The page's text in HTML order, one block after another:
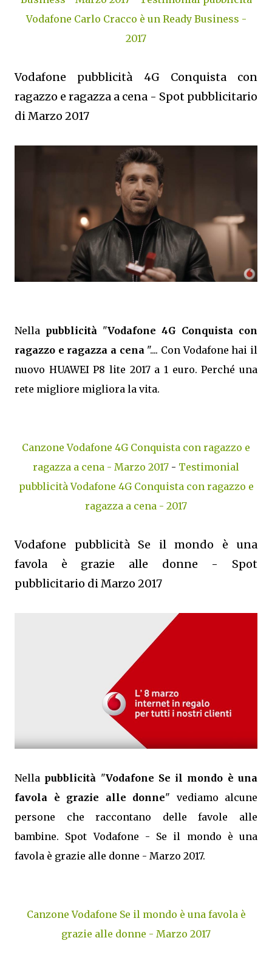
Vodafone Carlo Cracco è un Ready Business -
2017
Vodafone pubblicità 4G Conquista con
ragazzo e ragazza a cena - Spot pubblicitario
di Marzo 2017
Nella pubblicità "Vodafone 4G Conquista con
ragazzo e ragazza a cena ".... Con Vodafone hai il
nuovo HUAWEI P8 lite 2017 a 1 euro. Perché una
rete migliore migliora la vita.
Canzone Vodafone 4G Conquista con ragazzo e
ragazza a cena - Marzo 2017 - Testimonial
pubblicità Vodafone 4G Conquista con ragazzo e
ragazza a cena - 2017
Vodafone pubblicità Se il mondo è una
favola è grazie alle donne - Spot
pubblicitario di Marzo 2017
Nella pubblicità "Vodafone Se il mondo è una
favola è grazie alle donne" vediamo alcune
persone che raccontano delle favole alle
bambine. Spot Vodafone - Se il mondo è una
favola è grazie alle donne - Marzo 2017.
Canzone Vodafone Se il mondo è una favola è
grazie alle donne - Marzo 2017